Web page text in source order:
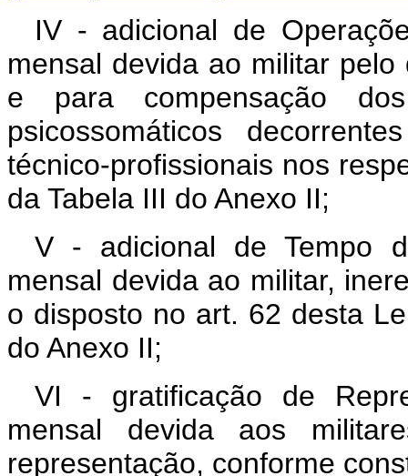
IV - adicional de
mensal devida ao militar
e para compensação
psicossomáticos
técnico-profissionais nos
da Tabela III do Anexo II;
V - adicional de Tempo
mensal devida ao militar,
o disposto no art. 62 desta
do Anexo II;
VI - gratificação de
mensal devida aos
representação, conforme